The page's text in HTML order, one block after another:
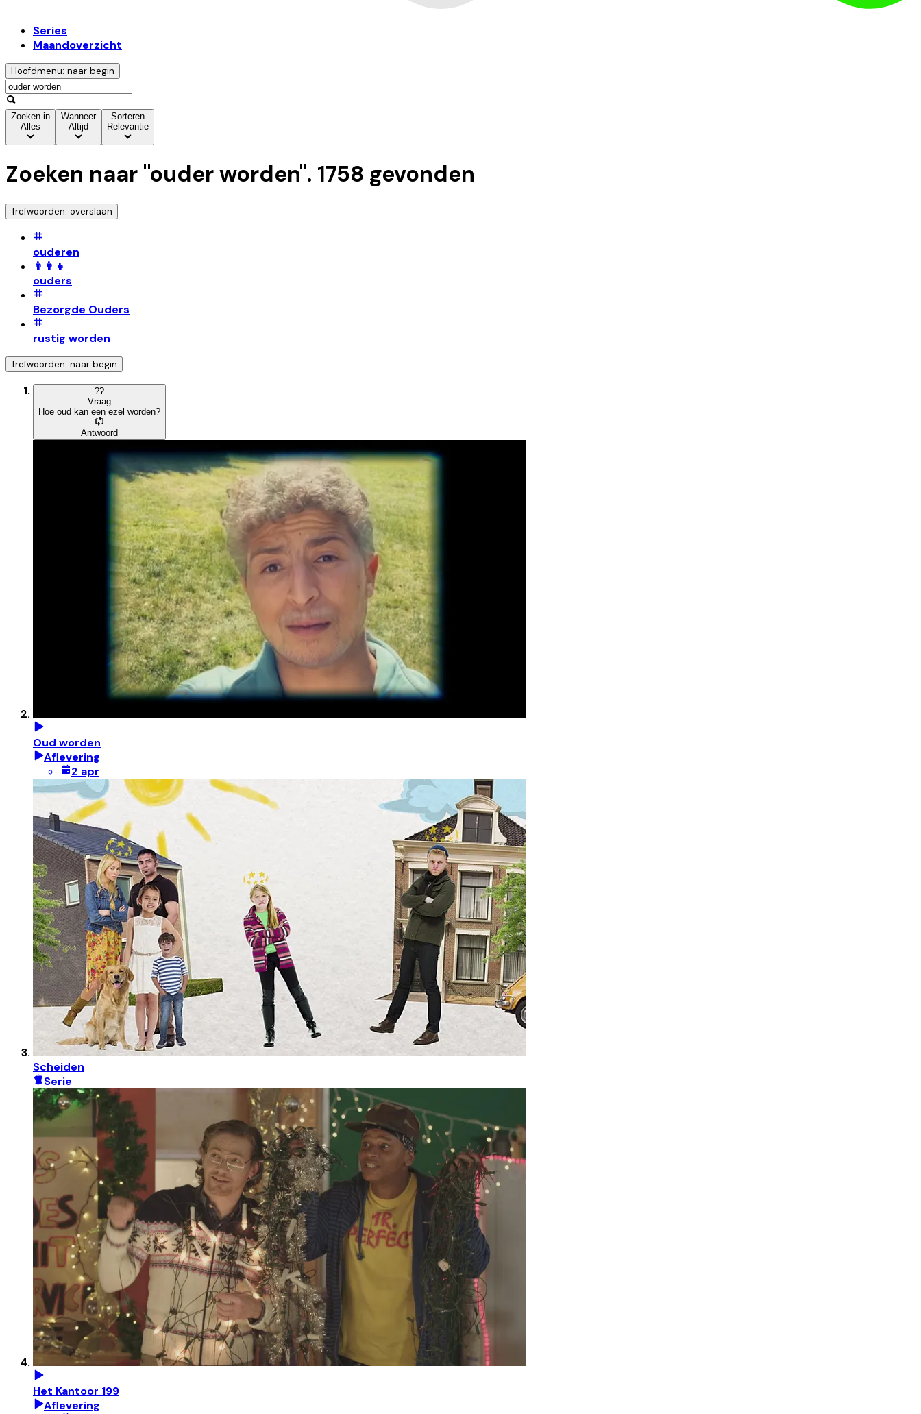
Series
Maandoverzicht
Hoofdmenu: naar begin
Zoeken in
Alles
Wanneer
Altijd
Sorteren
Relevantie
Zoeken naar "ouder worden". 1758 gevonden
Trefwoorden: overslaan
ouderen
👨‍👩‍👧
ouders
Bezorgde Ouders
rustig worden
Trefwoorden: naar begin
??
Vraag
Hoe oud kan een ezel worden?
Antwoord
Oud worden
Aflevering
2 apr
Scheiden
Serie
Het Kantoor 199
Aflevering